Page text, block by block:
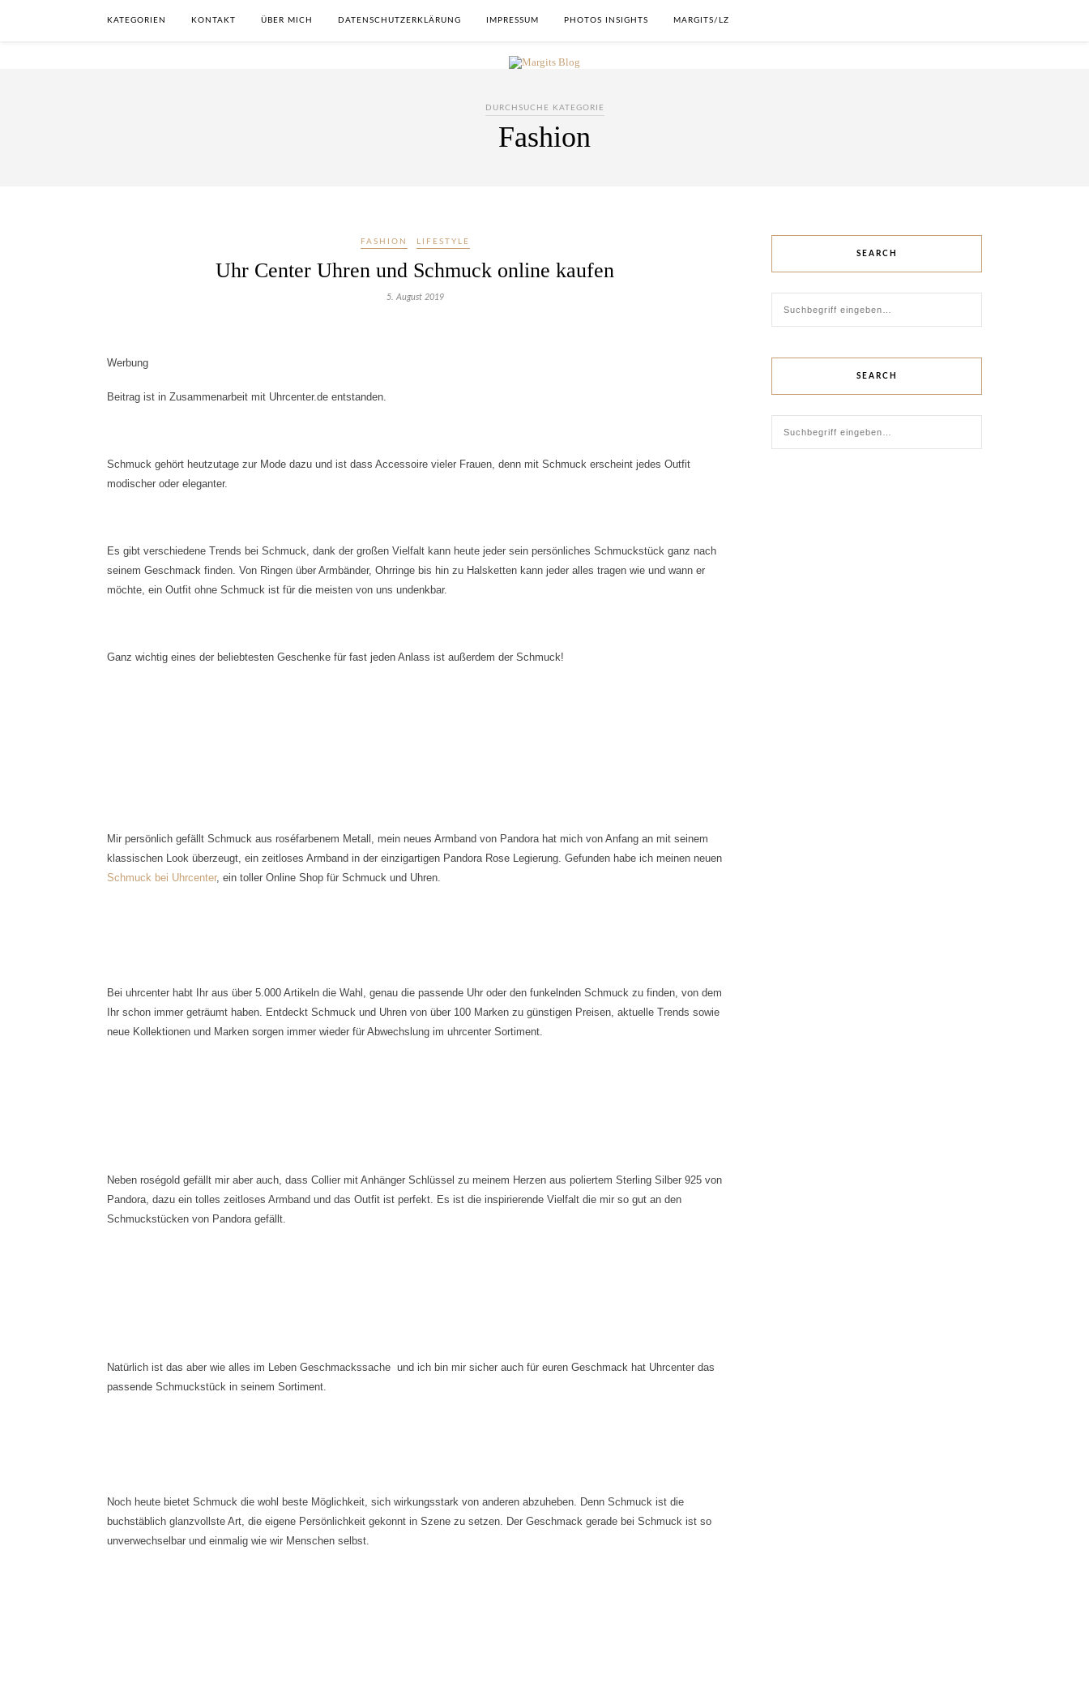
KATEGORIEN KONTAKT ÜBER MICH DATENSCHUTZERKLÄRUNG IMPRESSUM PHOTOS INSIGHTS MARGITS/LZ
DURCHSUCHE KATEGORIE
Fashion
FASHION LIFESTYLE
Uhr Center Uhren und Schmuck online kaufen
5. August 2019
Werbung
Beitrag ist in Zusammenarbeit mit Uhrcenter.de entstanden.
Schmuck gehört heutzutage zur Mode dazu und ist dass Accessoire vieler Frauen, denn mit Schmuck erscheint jedes Outfit
modischer oder eleganter.
Es gibt verschiedene Trends bei Schmuck, dank der großen Vielfalt kann heute jeder sein persönliches Schmuckstück ganz nach
seinem Geschmack finden. Von Ringen über Armbänder, Ohrringe bis hin zu Halsketten kann jeder alles tragen wie und wann er
möchte, ein Outfit ohne Schmuck ist für die meisten von uns undenkbar.
Ganz wichtig eines der beliebtesten Geschenke für fast jeden Anlass ist außerdem der Schmuck!
Mir persönlich gefällt Schmuck aus roséfarbenem Metall, mein neues Armband von Pandora hat mich von Anfang an mit seinem
klassischen Look überzeugt, ein zeitloses Armband in der einzigartigen Pandora Rose Legierung. Gefunden habe ich meinen neuen
Schmuck bei Uhrcenter, ein toller Online Shop für Schmuck und Uhren.
Bei uhrcenter habt Ihr aus über 5.000 Artikeln die Wahl, genau die passende Uhr oder den funkelnden Schmuck zu finden, von dem
Ihr schon immer geträumt haben. Entdeckt Schmuck und Uhren von über 100 Marken zu günstigen Preisen, aktuelle Trends sowie
neue Kollektionen und Marken sorgen immer wieder für Abwechslung im uhrcenter Sortiment.
Neben roségold gefällt mir aber auch, dass Collier mit Anhänger Schlüssel zu meinem Herzen aus poliertem Sterling Silber 925 von
Pandora, dazu ein tolles zeitloses Armband und das Outfit ist perfekt. Es ist die inspirierende Vielfalt die mir so gut an den
Schmuckstücken von Pandora gefällt.
Natürlich ist das aber wie alles im Leben Geschmackssache und ich bin mir sicher auch für euren Geschmack hat Uhrcenter das
passende Schmuckstück in seinem Sortiment.
Noch heute bietet Schmuck die wohl beste Möglichkeit, sich wirkungsstark von anderen abzuheben. Denn Schmuck ist die
buchstäblich glanzvollste Art, die eigene Persönlichkeit gekonnt in Szene zu setzen. Der Geschmack gerade bei Schmuck ist so
unverwechselbar und einmalig wie wir Menschen selbst.
SEARCH
SEARCH